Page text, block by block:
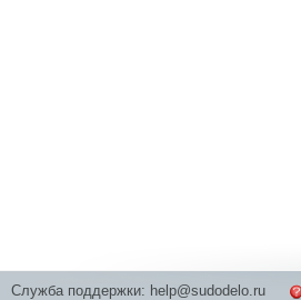
Служба поддержки: help@sudodelo.ru